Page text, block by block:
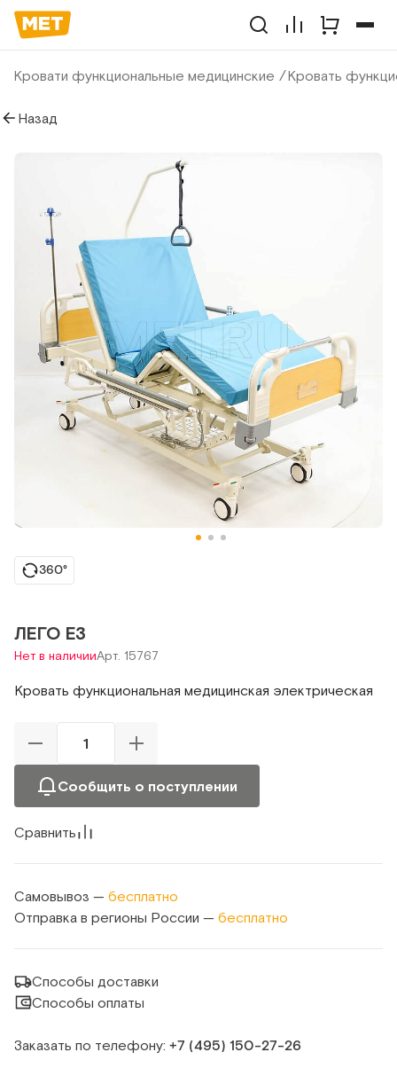
Кровати функциональные медицинские Кровать
Назад
360°
ЛЕГО Е3
Нет в наличииАрт. 15767
Кровать функциональная медицинская электрическая
Сообщить о поступлении
Сравнить
Самовывоз — бесплатно
Отправка в регионы России — бесплатно
Способы доставки
Способы оплаты
Заказать по телефону: +7 (495) 150‑27‑26